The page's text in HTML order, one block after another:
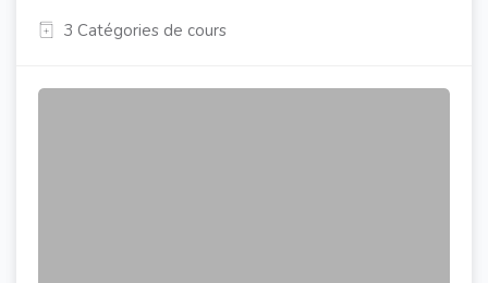
3 Catégories de cours